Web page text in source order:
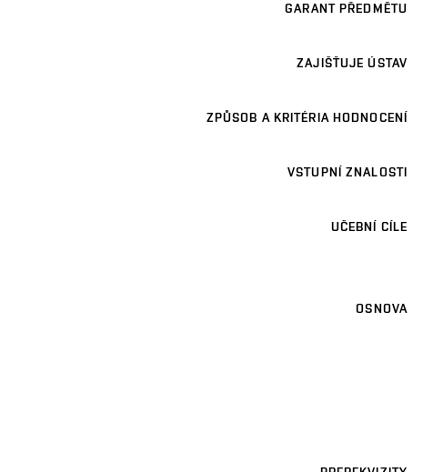
GARANT PŘEDMĚTU
ZAJIŠŤUJE ÚSTAV
ZPŮSOB A KRITÉRIA HODNOCENÍ
VSTUPNÍ ZNALOSTI
UČEBNÍ CÍLE
OSNOVA